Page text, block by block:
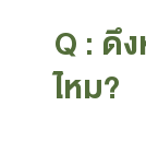
Q : ดึ
ไหม?